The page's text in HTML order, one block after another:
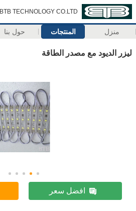
BTB TECHNOLOGY CO.LTD
منزل المنتجات حول بنا
ليزر الديود مع مصدر الطاقة
افضل سعر